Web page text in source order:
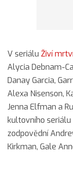
V seriálu Živí
Alycia Debnam-
Danay Garcia,
Alexa Nisenson,
Jenna Elfman a
kultovního seriálu
zodpovědní
Kirkman, Gale